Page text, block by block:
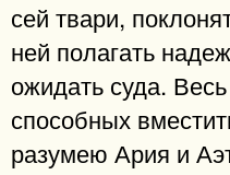
сей твари,
ней полагать
ожидать суда.
способных
разумею Ария и